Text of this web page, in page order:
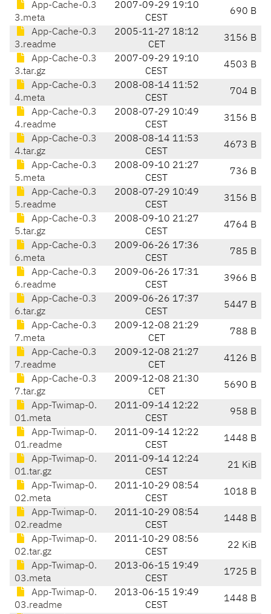
App-Cache-0.3
3.meta
2007-09-29 19:10
CEST
690 B
App-Cache-0.3
3.readme
2005-11-27 18:12
CET
3156 B
App-Cache-0.3
3.tar.gz
2007-09-29 19:10
CEST
4503 B
App-Cache-0.3
4.meta
2008-08-14 11:52
CEST
704 B
App-Cache-0.3
4.readme
2008-07-29 10:49
CEST
3156 B
App-Cache-0.3
4.tar.gz
2008-08-14 11:53
CEST
4673 B
App-Cache-0.3
5.meta
2008-09-10 21:27
CEST
736 B
App-Cache-0.3
5.readme
2008-07-29 10:49
CEST
3156 B
App-Cache-0.3
5.tar.gz
2008-09-10 21:27
CEST
4764 B
App-Cache-0.3
6.meta
2009-06-26 17:36
CEST
785 B
App-Cache-0.3
6.readme
2009-06-26 17:31
CEST
3966 B
App-Cache-0.3
6.tar.gz
2009-06-26 17:37
CEST
5447 B
App-Cache-0.3
7.meta
2009-12-08 21:29
CET
788 B
App-Cache-0.3
7.readme
2009-12-08 21:27
CET
4126 B
App-Cache-0.3
7.tar.gz
2009-12-08 21:30
CET
5690 B
App-Twimap-0.
01.meta
2011-09-14 12:22
CEST
958 B
App-Twimap-0.
01.readme
2011-09-14 12:22
CEST
1448 B
App-Twimap-0.
01.tar.gz
2011-09-14 12:24
CEST
21 KiB
App-Twimap-0.
02.meta
2011-10-29 08:54
CEST
1018 B
App-Twimap-0.
02.readme
2011-10-29 08:54
CEST
1448 B
App-Twimap-0.
02.tar.gz
2011-10-29 08:56
CEST
22 KiB
App-Twimap-0.
03.meta
2013-06-15 19:49
CEST
1725 B
App-Twimap-0.
03.readme
2013-06-15 19:49
CEST
1448 B